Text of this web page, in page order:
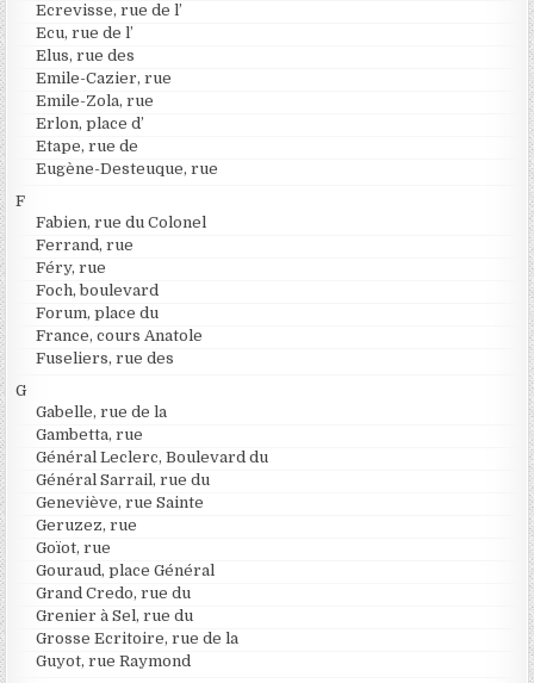
Ecrevisse, rue de l’
Ecu, rue de l’
Elus, rue des
Emile-Cazier, rue
Emile-Zola, rue
Erlon, place d’
Etape, rue de
Eugène-Desteuque, rue
F
Fabien, rue du Colonel
Ferrand, rue
Féry, rue
Foch, boulevard
Forum, place du
France, cours Anatole
Fuseliers, rue des
G
Gabelle, rue de la
Gambetta, rue
Général Leclerc, Boulevard du
Général Sarrail, rue du
Geneviève, rue Sainte
Geruzez, rue
Goïot, rue
Gouraud, place Général
Grand Credo, rue du
Grenier à Sel, rue du
Grosse Ecritoire, rue de la
Guyot, rue Raymond